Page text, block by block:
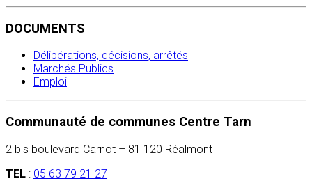
DOCUMENTS
Délibérations, décisions, arrêtés
Marchés Publics
Emploi
Communauté de communes Centre Tarn
2 bis boulevard Carnot – 81 120 Réalmont
TEL : 05 63 79 21 27